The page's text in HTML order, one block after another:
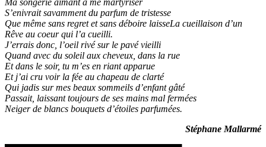
Ma songerie aimant à me martyriser
S’enivrait savamment du parfum de tristesse
Que même sans regret et sans déboire laisseLa cueillaison d’un
Rêve au coeur qui l’a cueilli.
J’errais donc, l’oeil rivé sur le pavé vieilli
Quand avec du soleil aux cheveux, dans la rue
Et dans le soir, tu m’es en riant apparue
Et j’ai cru voir la fée au chapeau de clarté
Qui jadis sur mes beaux sommeils d’enfant gâté
Passait, laissant toujours de ses mains mal fermées
Neiger de blancs bouquets d’étoiles parfumées.
Stéphane Mallarmé